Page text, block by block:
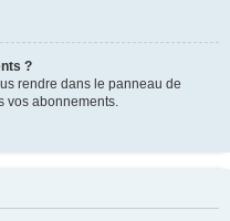
?
rendre dans le panneau de
vos abonnements.